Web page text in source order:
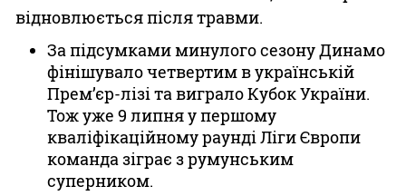
відновлюється після травми.
За підсумками минулого сезону Динамо
фінішувало четвертим в українській
Прем’єр-лізі та виграло Кубок України.
Тож уже 9 липня у першому
кваліфікаційному раунді Ліги Європи
команда зіграє з румунським
суперником.